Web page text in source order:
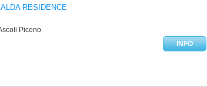
RESIDENCE
Piceno
INFO